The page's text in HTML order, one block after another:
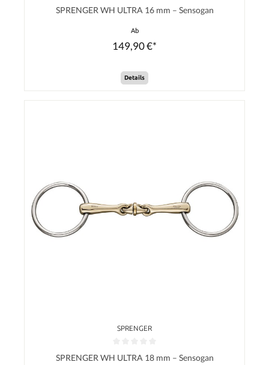
Durchschnittliche Bewertung von 0 von 5 Sternen
SPRENGER WH ULTRA 16 mm – Sensogan
Ab
149,90 €*
Details
SPRENGER
Durchschnittliche Bewertung von 0 von 5 Sternen
SPRENGER WH ULTRA 18 mm – Sensogan